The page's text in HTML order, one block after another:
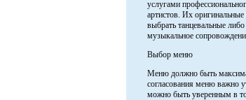
услугами
артистов. Их
выбрать танцевальные
музыкальное
Выбор меню
Меню должно быть
согласования меню важно
можно быть уверенным в